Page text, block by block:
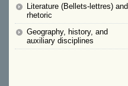
Literature (Bellets-lettres) and
rhetoric
Geography, history, and
auxiliary disciplines